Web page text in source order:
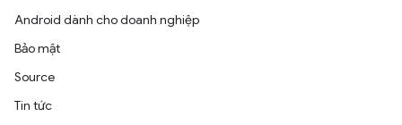
Android dành cho doanh nghiệp
Bảo mật
Source
Tin tức